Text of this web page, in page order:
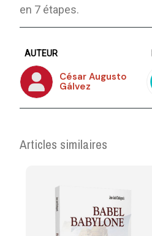
en 7 étapes.
AUTEUR
César Augusto
Gálvez
Articles similaires